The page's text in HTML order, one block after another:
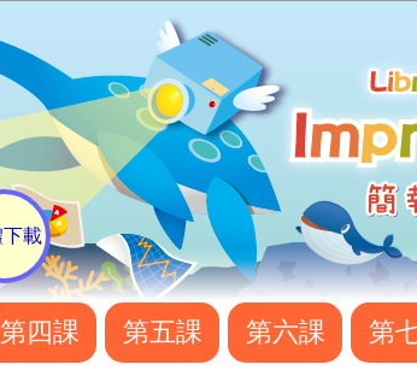
載
第四課 第五課 第六課 第